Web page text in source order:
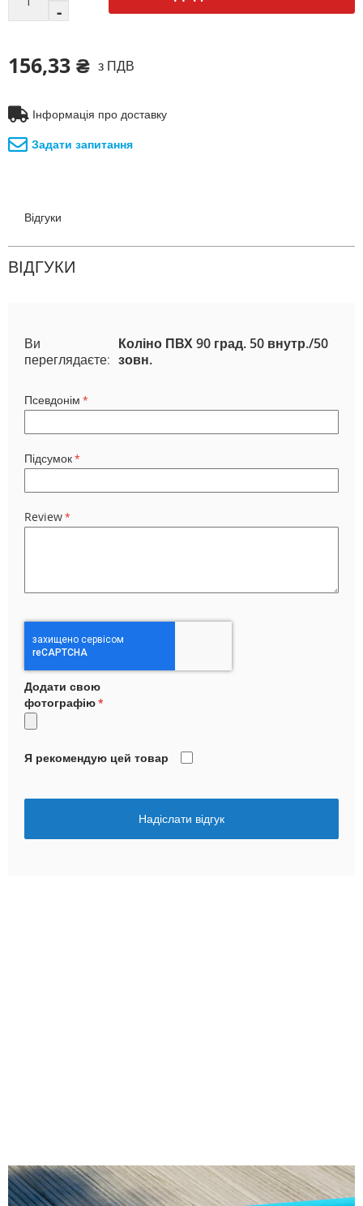
156,33 ₴ з ПДВ
Інформація про доставку
Задати запитання
Відгуки
ВІДГУКИ
Ви
переглядаєте:
Коліно ПВХ 90 град. 50 внутр./50
зовн.
Псевдонім
Підсумок
Review
Додати свою
фотографію
Я рекомендую цей товар
Надіслати відгук